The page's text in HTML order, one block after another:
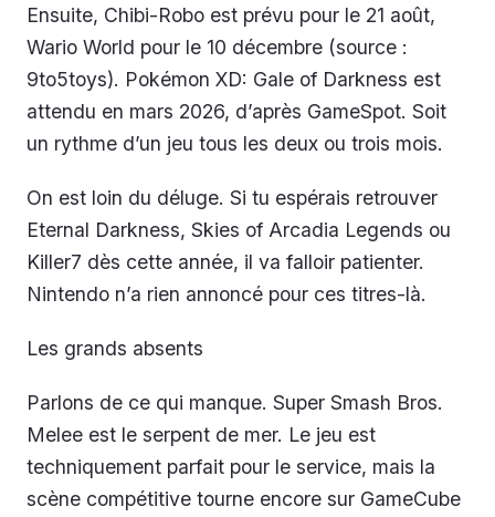
Ensuite, Chibi-Robo est prévu pour le 21 août,
Wario World pour le 10 décembre (source :
9to5toys). Pokémon XD: Gale of Darkness est
attendu en mars 2026, d’après GameSpot. Soit
un rythme d’un jeu tous les deux ou trois mois.
On est loin du déluge. Si tu espérais retrouver
Eternal Darkness, Skies of Arcadia Legends ou
Killer7 dès cette année, il va falloir patienter.
Nintendo n’a rien annoncé pour ces titres-là.
Les grands absents
Parlons de ce qui manque. Super Smash Bros.
Melee est le serpent de mer. Le jeu est
techniquement parfait pour le service, mais la
scène compétitive tourne encore sur GameCube